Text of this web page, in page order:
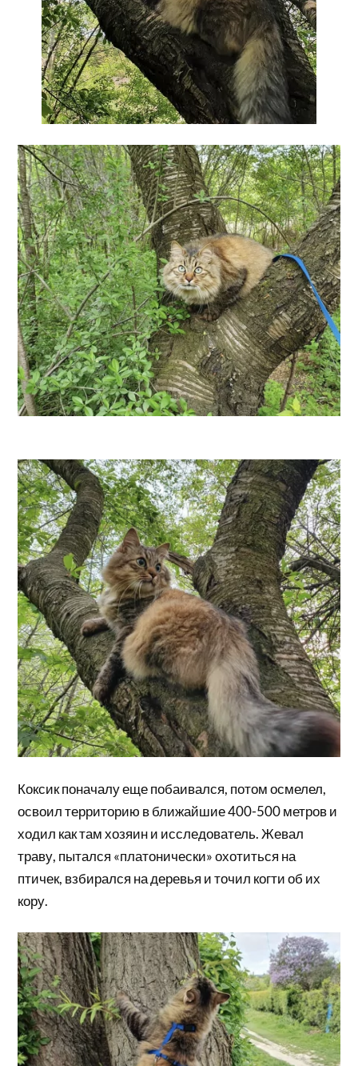
Коксик поначалу еще побаивался, потом осмелел,
освоил территорию в ближайшие 400-500 метров и
ходил как там хозяин и исследователь. Жевал
траву, пытался «платонически» охотиться на
птичек, взбирался на деревья и точил когти об их
кору.